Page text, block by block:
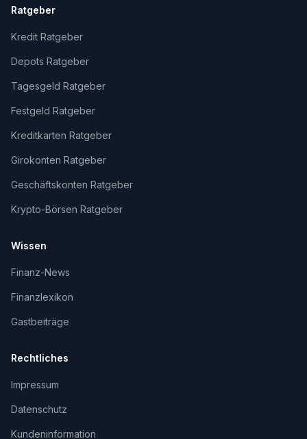
Ratgeber
Kredit Ratgeber
Depots Ratgeber
Tagesgeld Ratgeber
Festgeld Ratgeber
Kreditkarten Ratgeber
Girokonten Ratgeber
Geschäftskonten Ratgeber
Krypto-Börsen Ratgeber
Wissen
Finanz-News
Finanzlexikon
Gastbeiträge
Rechtliches
Impressum
Datenschutz
Kundeninformation